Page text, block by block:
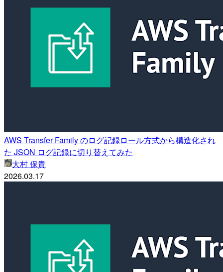
AWS Transfer Family のログ記録ロール方式から構造化され
た JSON ログ記録に切り替えてみた
大村 保貴
2026.03.17